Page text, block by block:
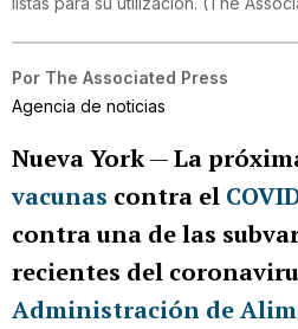
Por The Associated Press
Agencia de noticias
Nueva York—La
vacunas contra el
contra una de las
recientes del
Administración de